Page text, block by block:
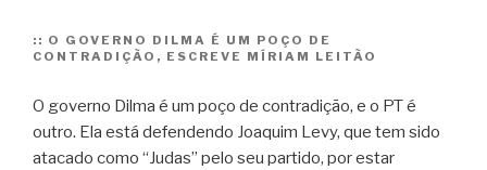
:: O GOVERNO DILMA É UM POÇO DE
CONTRADIÇÃO, ESCREVE MÍRIAM LEITÃO
O governo Dilma é um poço de contradição, e o PT é
outro. Ela está defendendo Joaquim Levy, que tem sido
atacado como “Judas” pelo seu partido, por estar